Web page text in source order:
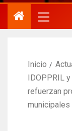
Inicio
IDOPPRIL
refuerzan
municipales